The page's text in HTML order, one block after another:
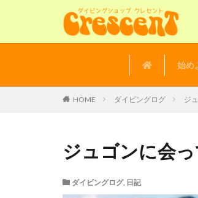
始め
HOME ダイビングログ ジ
ジュゴンに会
ダイビングログ, 日記